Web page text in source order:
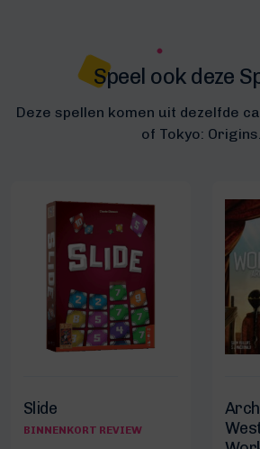
Speel ook deze
Deze spellen komen uit dezelfde
of Tokyo: Origins.
Slide
BINNENKORT REVIEW